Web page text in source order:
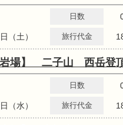
日数
（土） 旅行代金
岩場】 二子山 西岳登
日数
（水） 旅行代金